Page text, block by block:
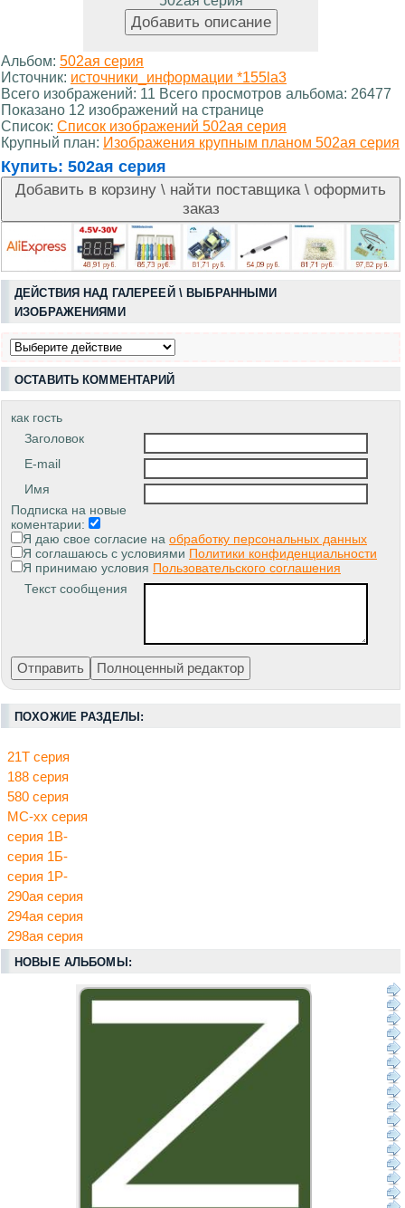
Альбом: 502ая серия
Источник: источники_информации *155la3
Всего изображений: 11 Всего просмотров альбома: 26477
Показано 12 изображений на странице
Список: Список изображений 502ая серия
Крупный план: Изображения крупным планом 502ая серия
Купить: 502ая серия
ДЕЙСТВИЯ НАД ГАЛЕРЕЕЙ \ ВЫБРАННЫМИ
ИЗОБРАЖЕНИЯМИ
ОСТАВИТЬ КОММЕНТАРИЙ
как гость
Заголовок
E-mail
Имя
Подписка на новые
коментарии:
Я даю свое согласие на обработку персональных данных
Я соглашаюсь с условиями Политики конфиденциальности
Я принимаю условия Пользовательского соглашения
Текст сообщения
ПОХОЖИЕ РАЗДЕЛЫ:
21Т серия
188 серия
580 серия
МС-хх серия
серия 1В-
серия 1Б-
серия 1Р-
290ая серия
294ая серия
298ая серия
НОВЫЕ АЛЬБОМЫ: